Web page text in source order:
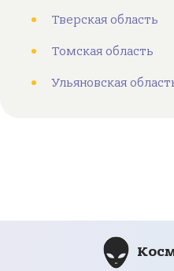
Тверская область
Томская область
Ульяновская